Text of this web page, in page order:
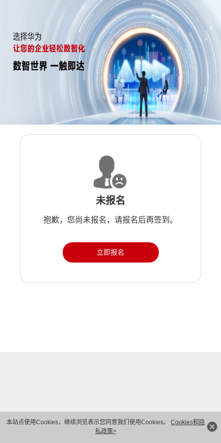
本站点使用Cookies，继续浏览表示您同意我们使用Cookies。 Cookies和隐
私政策>
未报名
抱歉，您尚未报名，请报名后再签到。
立即报名